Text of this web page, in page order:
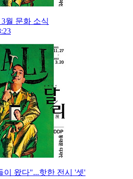
월 문화 소식
이 왔다"...핫한 전시 '셋'